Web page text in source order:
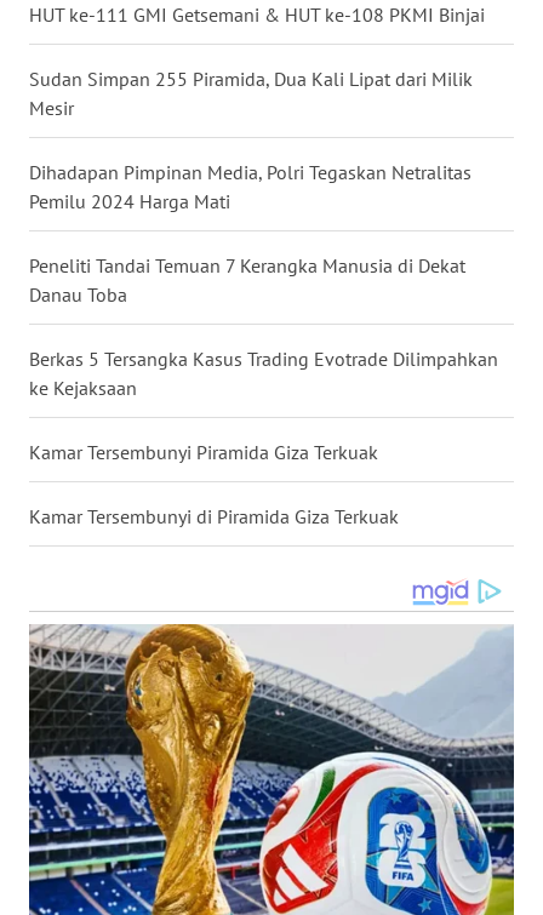
HUT ke-111 GMI Getsemani & HUT ke-108 PKMI Binjai
Sudan Simpan 255 Piramida, Dua Kali Lipat dari Milik
Mesir
Dihadapan Pimpinan Media, Polri Tegaskan Netralitas
Pemilu 2024 Harga Mati
Peneliti Tandai Temuan 7 Kerangka Manusia di Dekat
Danau Toba
Berkas 5 Tersangka Kasus Trading Evotrade Dilimpahkan
ke Kejaksaan
Kamar Tersembunyi Piramida Giza Terkuak
Kamar Tersembunyi di Piramida Giza Terkuak
WN
MALUKU
WN
MALUT
WN
WN
WN
LANGKAT
TAPANULI
SELATAN
WN
TANJUNG
LESUNG
WN
KARO
WN